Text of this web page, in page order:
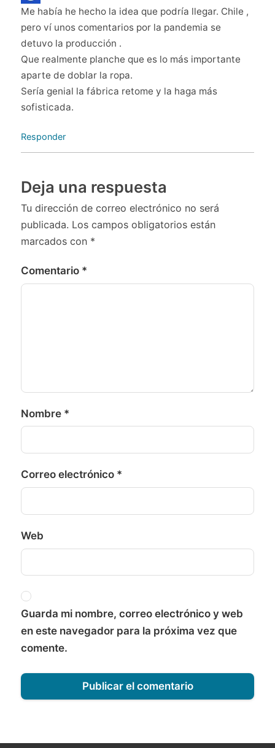
Me había he hecho la idea que podría llegar. Chile ,
pero ví unos comentarios por la pandemia se
detuvo la producción .
Que realmente planche que es lo más importante
aparte de doblar la ropa.
Sería genial la fábrica retome y la haga más
sofisticada.
Responder
Deja una respuesta
Tu dirección de correo electrónico no será
publicada. Los campos obligatorios están
marcados con *
Comentario *
Nombre *
Correo electrónico *
Web
Guarda mi nombre, correo electrónico y web
en este navegador para la próxima vez que
comente.